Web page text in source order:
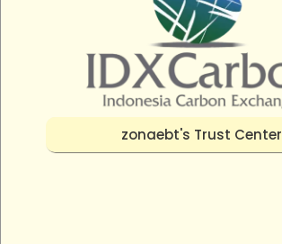
zonaebt's Trust Center